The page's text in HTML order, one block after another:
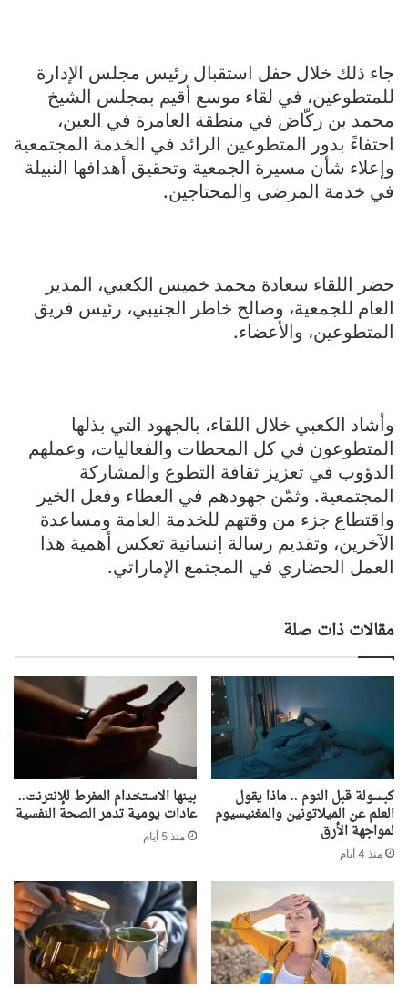
جاء ذلك خلال حفل استقبال رئيس مجلس الإدارة
للمتطوعين، في لقاء موسع أقيم بمجلس الشيخ
محمد بن ركّاض في منطقة العامرة في العين،
احتفاءً بدور المتطوعين الرائد في الخدمة المجتمعية
وإعلاء شأن مسيرة الجمعية وتحقيق أهدافها النبيلة
في خدمة المرضى والمحتاجين.
حضر اللقاء سعادة محمد خميس الكعبي، المدير
العام للجمعية، وصالح خاطر الجنيبي، رئيس فريق
المتطوعين، والأعضاء.
وأشاد الكعبي خلال اللقاء، بالجهود التي بذلها
المتطوعون في كل المحطات والفعاليات، وعملهم
الدؤوب في تعزيز ثقافة التطوع والمشاركة
المجتمعية. وثمّن جهودهم في العطاء وفعل الخير
واقتطاع جزء من وقتهم للخدمة العامة ومساعدة
الآخرين، وتقديم رسالة إنسانية تعكس أهمية هذا
العمل الحضاري في المجتمع الإماراتي.
مقالات ذات صلة
كبسولة قبل النوم .. ماذا يقول
العلم عن الميلاتونين والمغنيسيوم
لمواجهة الأرق
منذ 4 أيام
بينها الاستخدام المفرط للإنترنت..
عادات يومية تدمر الصحة النفسية
منذ 5 أيام